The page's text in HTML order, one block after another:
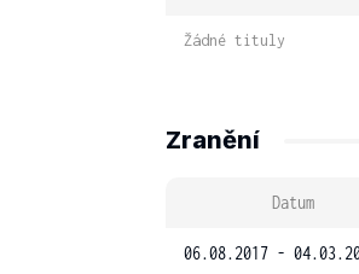
Žádné tituly
Zranění
Datum
06.08.2017 -